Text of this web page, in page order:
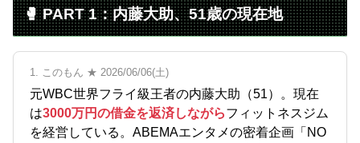
🥊 PART 1：内藤大助、51歳の現在地
1. このもん ★ 2026/06/06(土)
元WBC世界フライ級王者の内藤大助（51）。現在
は3000万円の借金を返済しながらフィットネスジム
を経営している。ABEMAエンタメの密着企画「NO